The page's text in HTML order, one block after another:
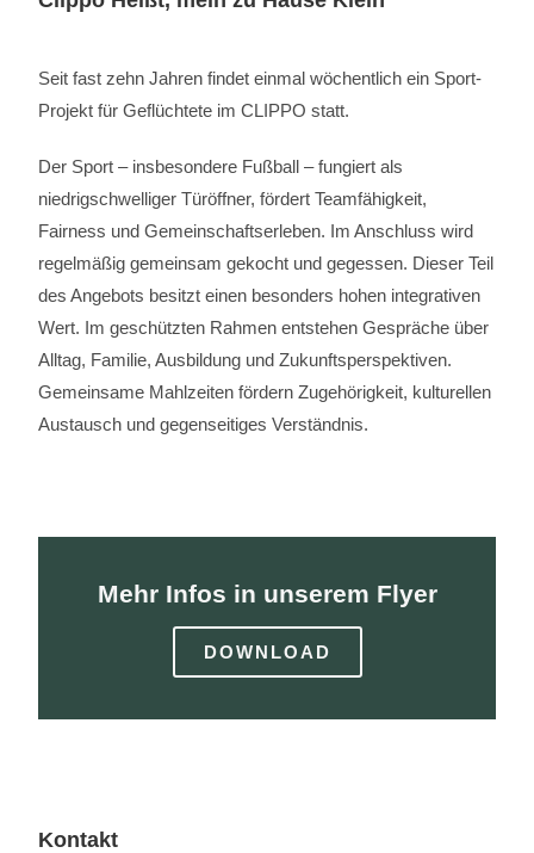
Seit fast zehn Jahren findet einmal wöchentlich ein Sport-
Projekt für Geflüchtete im CLIPPO statt.
Der Sport – insbesondere Fußball – fungiert als
niedrigschwelliger Türöffner, fördert Teamfähigkeit,
Fairness und Gemeinschaftserleben. Im Anschluss wird
regelmäßig gemeinsam gekocht und gegessen. Dieser Teil
des Angebots besitzt einen besonders hohen integrativen
Wert. Im geschützten Rahmen entstehen Gespräche über
Alltag, Familie, Ausbildung und Zukunftsperspektiven.
Gemeinsame Mahlzeiten fördern Zugehörigkeit, kulturellen
Austausch und gegenseitiges Verständnis.
Mehr Infos in unserem Flyer
DOWNLOAD
Kontakt